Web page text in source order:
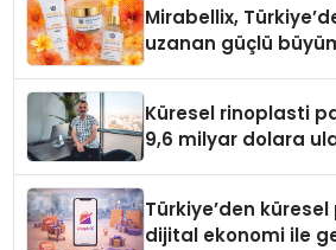
Mirabellix,
uzanan güçlü
Küresel rinoplasti
9,6 milyar dolara
Türkiye’den
dijital ekonomi ile